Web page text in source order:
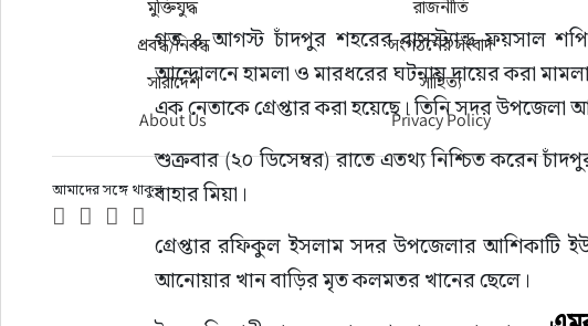
গত ৪ আগস্ট চাঁদপুর শহরের বাসস্ট্যান্ড ফয়সাল
আন্দোলনে হামলা ও মারধরের ঘটনায় দায়ের করা
এক নেতাকে গ্রেপ্তার করা হয়েছে। তিনি সদর
শুক্রবার (২০ ডিসেম্বর) রাতে এতথ্য নিশ্চিত করেন
বাহার মিয়া।
গ্রেপ্তার রফিকুল ইসলাম সদর উপজেলার আশিকাটি
আনোয়ার খান বাড়ির মৃত কলমতর খানের ছেলে।
মুক্তিযুদ্ধ
রাজনীতি
প্রবন্ধ/নিবন্ধ
সংগঠনের সংবাদ
সারাদেশ
সাহিত্য
About Us
Privacy Policy
আমাদের সঙ্গে থাকুন